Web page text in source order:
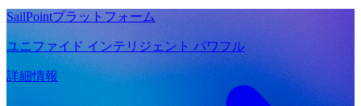
SailPointプラットフォーム
ユニファイド インテリジェント パワフル
詳細情報